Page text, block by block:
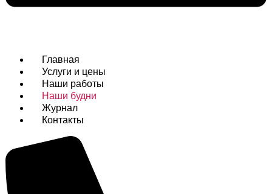
Главная
Услуги и цены
Наши работы
Наши будни
Журнал
Контакты